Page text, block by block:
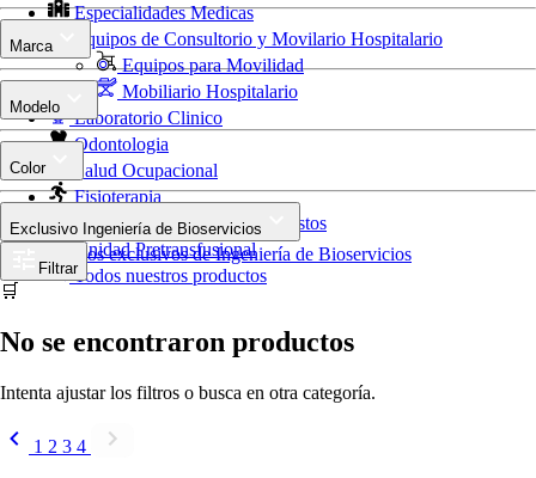
Especialidades Medicas
Equipos de Consultorio y Movilario Hospitalario
Equipos para Movilidad
Mobiliario Hospitalario
Laboratorio Clinico
Odontologia
Salud Ocupacional
Fisioterapia
Insumos, Accesorios y Repuestos
Unidad Pretransfusional
Todos nuestros productos
Marca
Modelo
Color
Exclusivo Ingeniería de Bioservicios
Productos exclusivos de Ingeniería de Bioservicios
Filtrar
🛒
No se encontraron productos
Intenta ajustar los filtros o busca en otra categoría.
1 2 3 4